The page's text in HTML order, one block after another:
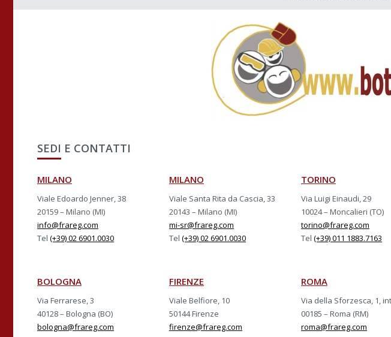
SEDI E CONTATTI
MILANO
Viale Edoardo Jenner, 38
20159 – Milano (MI)
info@frareg.com
Tel (+39) 02 6901.0030
MILANO
Viale Santa Rita da Cascia, 33
20143 – Milano (MI)
mi-sr@frareg.com
Tel (+39) 02 6901.0030
TORINO
Via Luigi Einaudi, 29
10024 – Moncalieri (TO)
torino@frareg.com
Tel (+39) 011 1883.7163
BOLOGNA
Via Ferrarese, 3
40128 – Bologna (BO)
bologna@frareg.com
FIRENZE
Viale Belfiore, 10
50144 Firenze
firenze@frareg.com
ROMA
Via della Sforzesca, 1,
00185 – Roma (RM)
roma@frareg.com